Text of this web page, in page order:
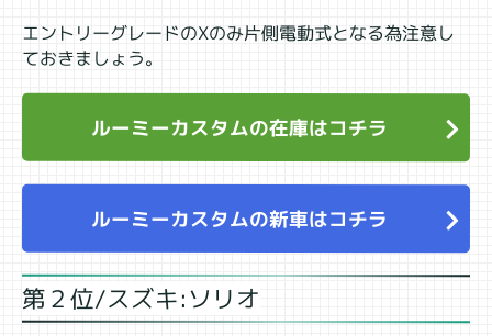
エントリーグレードのXのみ片側電動式となる為注意し
ておきましょう。
ルーミーカスタムの在庫はコチラ
ルーミーカスタムの新車はコチラ
第２位/スズキ:ソリオ